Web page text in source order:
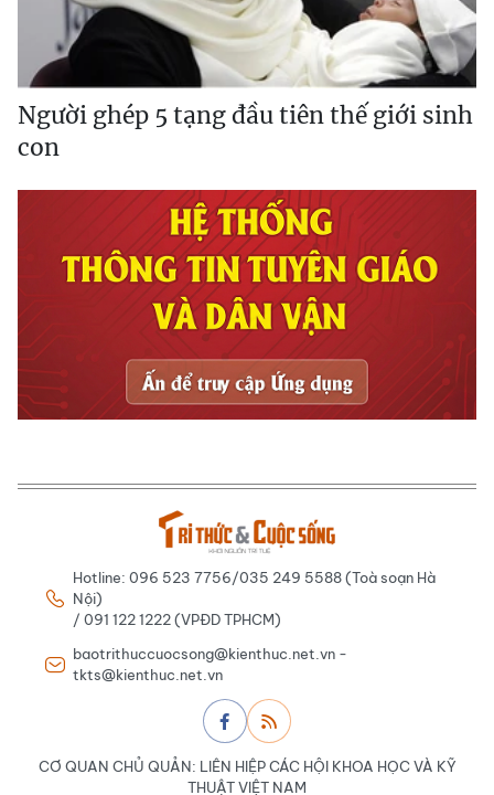
Người ghép 5 tạng đầu tiên thế giới sinh
con
Hotline: 096 523 7756/035 249 5588 (Toà soạn Hà
Nội)
/ 091 122 1222 (VPĐD TPHCM)
baotrithuccuocsong@kienthuc.net.vn -
tkts@kienthuc.net.vn
CƠ QUAN CHỦ QUẢN: LIÊN HIỆP CÁC HỘI KHOA HỌC VÀ KỸ
THUẬT VIỆT NAM